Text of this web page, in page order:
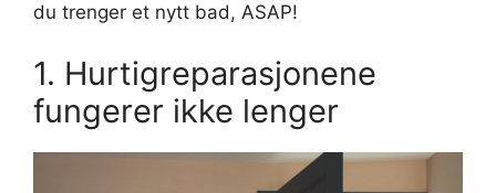
du trenger et nytt bad, ASAP!
1. Hurtigreparasjonene
fungerer ikke lenger